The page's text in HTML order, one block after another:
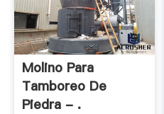
Molino Para
Tamboreo De
Piedra - .